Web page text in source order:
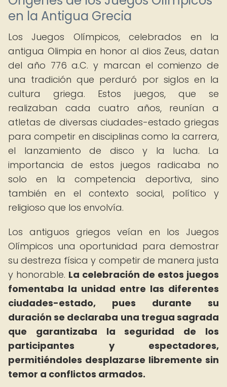
en la Antigua Grecia
Los Juegos Olímpicos, celebrados en la
antigua Olimpia en honor al dios Zeus, datan
del año 776 a.C. y marcan el comienzo de
una tradición que perduró por siglos en la
cultura griega. Estos juegos, que se
realizaban cada cuatro años, reunían a
atletas de diversas ciudades-estado griegas
para competir en disciplinas como la carrera,
el lanzamiento de disco y la lucha. La
importancia de estos juegos radicaba no
solo en la competencia deportiva, sino
también en el contexto social, político y
religioso que los envolvía.
Los antiguos griegos veían en los Juegos
Olímpicos una oportunidad para demostrar
su destreza física y competir de manera justa
y honorable. La celebración de estos juegos
fomentaba la unidad entre las diferentes
ciudades-estado, pues durante su
duración se declaraba una tregua sagrada
que garantizaba la seguridad de los
participantes y espectadores,
permitiéndoles desplazarse libremente sin
temor a conflictos armados.